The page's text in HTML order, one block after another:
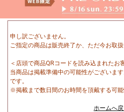
申し訳ございません。
ご指定の商品は販売終了か、ただ今お取扱
＜店頭で商品QRコードを読み込まれたお
当商品は掲載準備中の可能性がございま
です。
※掲載まで数日間のお時間を頂戴する可能
ホームへ